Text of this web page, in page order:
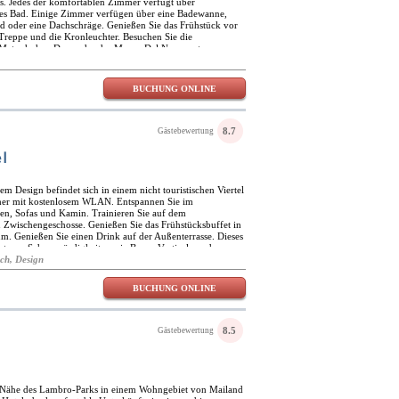
Jedes der komfortablen Zimmer verfügt über
Bad. Einige Zimmer verfügen über eine Badewanne,
oder eine Dachschräge. Genießen Sie das Frühstück vor
und die Kronleuchter. Besuchen Sie die
hohen Dom oder das Museo Del Novecento.
Nähe. Bummeln Sie zu Restaurants und Geschäften und
Sie im Zentrum von Mailand im Matilde Boutique
BUCHUNG ONLINE
Gästebewertung 8.7
Design befindet sich in einem nicht touristischen Viertel
mit kostenlosem WLAN. Entspannen Sie im
Sofas und Kamin. Trainieren Sie auf dem
Genießen Sie das Frühstücksbuffet in
Genießen Sie einen Drink auf der Außenterrasse. Dieses
von Sehenswürdigkeiten wie Bosco Verticale und
befinden sich einige öffentliche Verkehrsmittel, um in
Design
BUCHUNG ONLINE
Gästebewertung 8.5
des Lambro-Parks in einem Wohngebiet von Mailand